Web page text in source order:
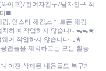
이프)/전여자친구/남자친구 직
■
, 인스타 해킹,스마트폰 해킹
치하여 작업하지 않습니다ᯓᯓ★
웨어 작업하지 않습니다ᯓ★
앱들을 제외하고는 모든 활동
이전 삭제된 내용들도 복구가